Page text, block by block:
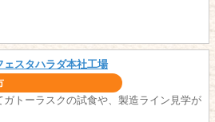
ェスタハラダ本社工場
ガトーラスクの試食や、製造ライン見学が